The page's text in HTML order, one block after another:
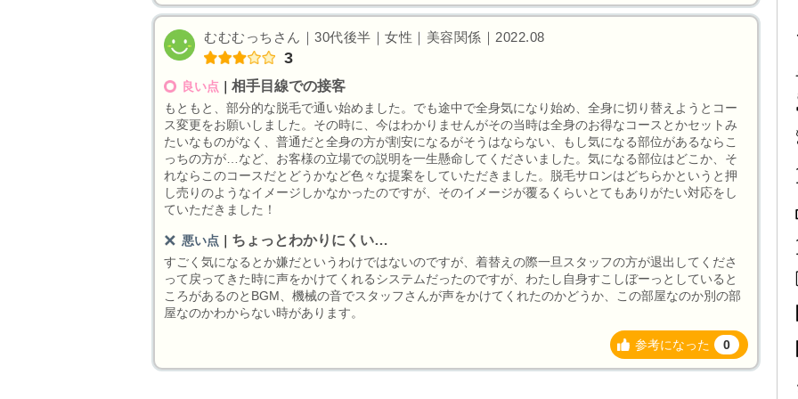
むむむっちさん｜30代後半｜女性｜美容関係｜2022.08
3
良い点 ｜ 相手目線での接客
もともと、部分的な脱毛で通い始めました。でも途中で全身気になり始め、全身に切り替えようとコー
ス変更をお願いしました。その時に、今はわかりませんがその当時は全身のお得なコースとかセットみ
たいなものがなく、普通だと全身の方が割安になるがそうはならない、もし気になる部位があるならこ
っちの方が…など、お客様の立場での説明を一生懸命してくださいました。気になる部位はどこか、そ
れならこのコースだとどうかなど色々な提案をしていただきました。脱毛サロンはどちらかというと押
し売りのようなイメージしかなかったのですが、そのイメージが覆るくらいとてもありがたい対応をし
ていただきました！
悪い点 ｜ ちょっとわかりにくい…
すごく気になるとか嫌だというわけではないのですが、着替えの際一旦スタッフの方が退出してくださ
って戻ってきた時に声をかけてくれるシステムだったのですが、わたし自身すこしぼーっとしていると
ころがあるのとBGM、機械の音でスタッフさんが声をかけてくれたのかどうか、この部屋なのか別の部
屋なのかわからない時があります。
参考になった 0